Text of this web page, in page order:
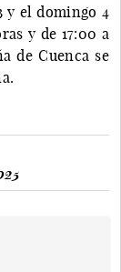
y el domingo 4
y de 17:00 a
de Cuenca se